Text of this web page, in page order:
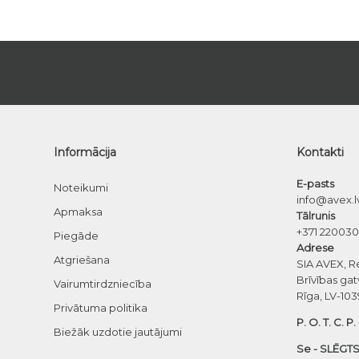
Informācija
Noteikumi
Apmaksa
Piegāde
Atgriešana
Vairumtirdzniecība
Privātuma politika
Biežāk uzdotie jautājumi
Kontakti
E-pasts
Tālrunis
+371
Adrese
SIA AVEX,
Brīvības
Rīga, LV-
P. O. T. C.
Se -